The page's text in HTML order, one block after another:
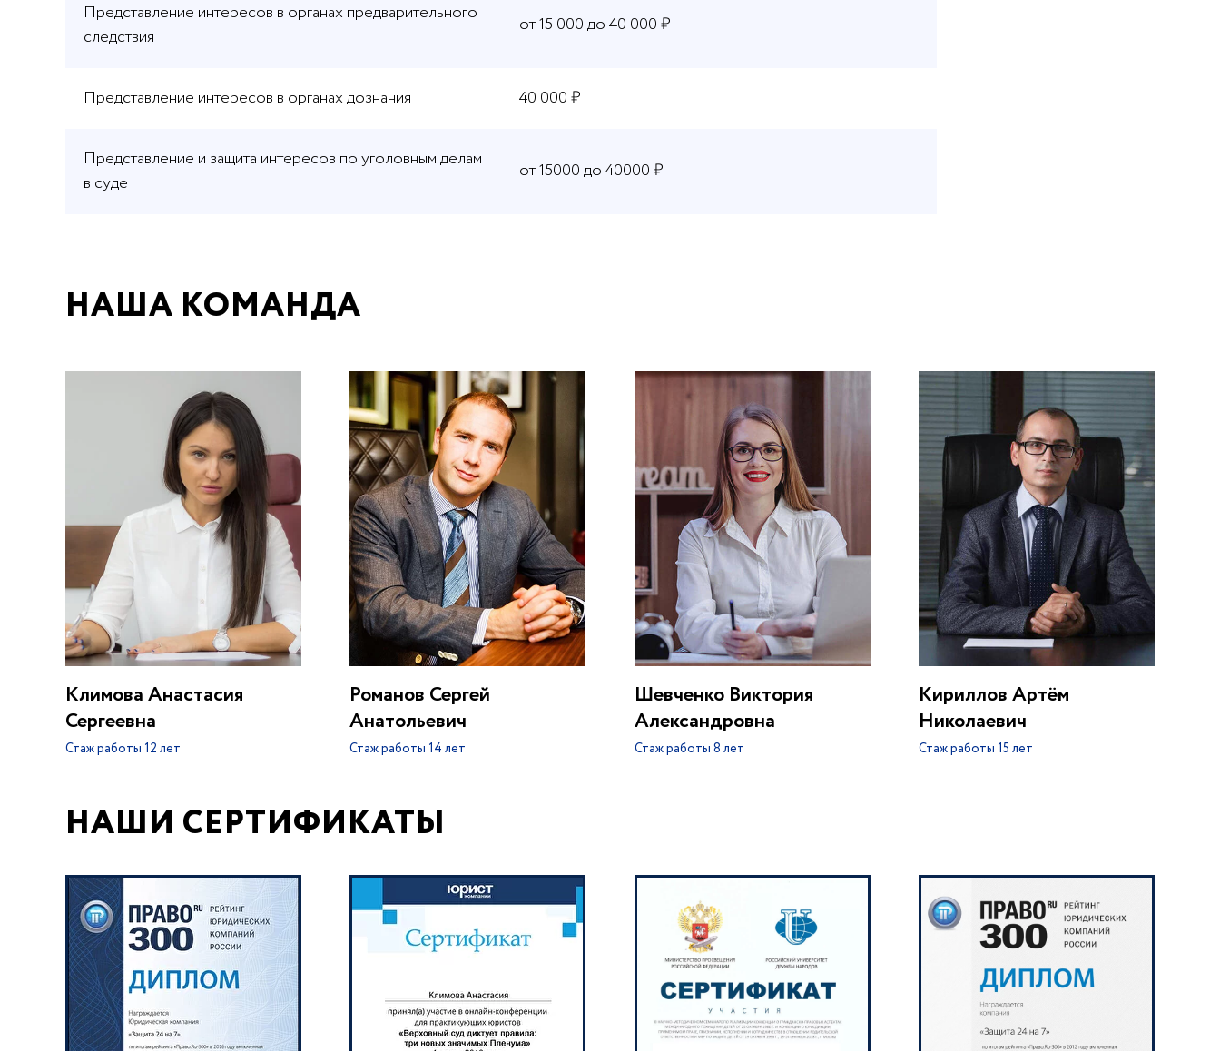
Представление интересов в органах предварительного
следствия
от 15 000 до 40 000 ₽
Представление интересов в органах дознания 40 000 ₽
Представление и защита интересов по уголовным делам
в суде
от 15000 до 40000 ₽
НАША КОМАНДА
Климова Анастасия
Сергеевна
Стаж работы 12 лет
Романов Сергей
Анатольевич
Стаж работы 14 лет
Шевченко Виктория
Александровна
Стаж работы 8 лет
Кириллов Артём
Николаевич
Стаж работы 15 лет
НАШИ СЕРТИФИКАТЫ